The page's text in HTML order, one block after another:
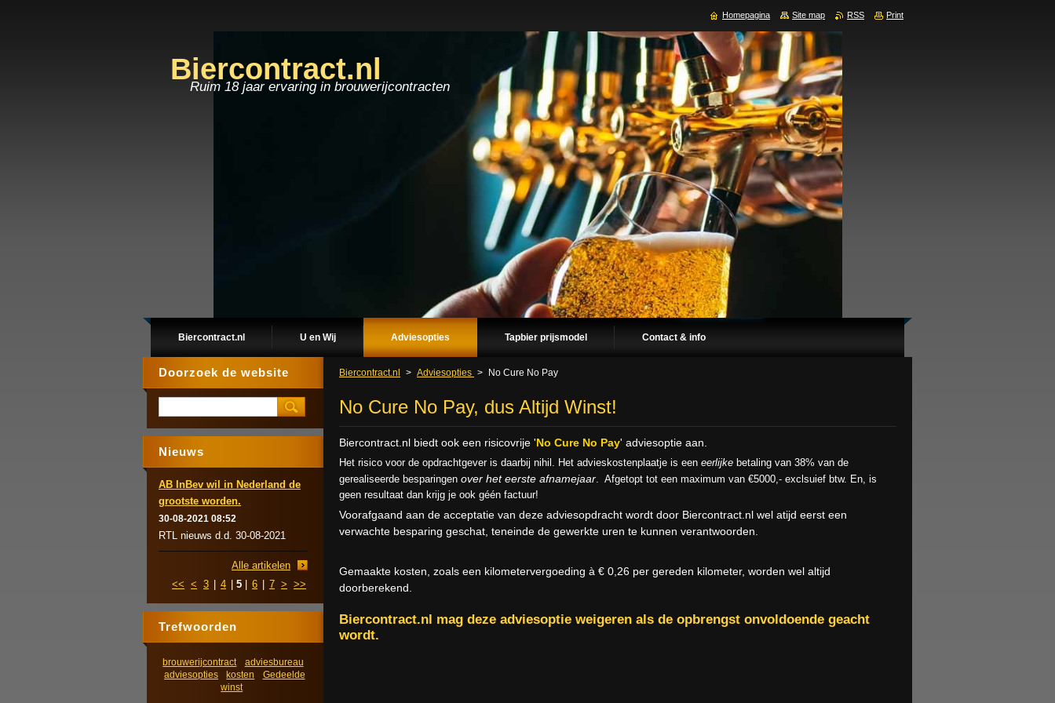
Biercontract.nl
Ruim 18 jaar ervaring in brouwerijcontracten
Biercontract.nl U en Wij Adviesopties Tapbier prijsmodel Contact & info
Biercontract.nl > Adviesopties > No Cure No Pay
No Cure No Pay, dus Altijd Winst!
Biercontract.nl biedt ook een risicovrije 'No Cure No Pay' adviesoptie aan.
Het risico voor de opdrachtgever is daarbij nihil. Het advieskostenplaatje is een eerlijke betaling van 38% van de
gerealiseerde besparingen over het eerste afnamejaar. Afgetopt tot een maximum van €5000,- exclsuief btw. En, is
geen resultaat dan krijg je ook géén factuur!
Voorafgaand aan de acceptatie van deze adviesopdracht wordt door Biercontract.nl wel atijd eerst een
verwachte besparing geschat, teneinde de gewerkte uren te kunnen verantwoorden.
Gemaakte kosten, zoals een kilometervergoeding à € 0,26 per gereden kilometer, worden wel altijd
doorberekend.
Biercontract.nl mag deze adviesoptie weigeren als de opbrengst onvoldoende geacht
wordt.
Doorzoek de website
Nieuws
AB InBev wil in Nederland de
grootste worden.
30-08-2021 08:52
RTL nieuws d.d. 30-08-2021
Alle artikelen
<< < 3 4 5 6 7 > >>
Trefwoorden
brouwerijcontract
adviesbureau
adviesopties
kosten
Gedeelde
winst
Homepagina Site map RSS Print